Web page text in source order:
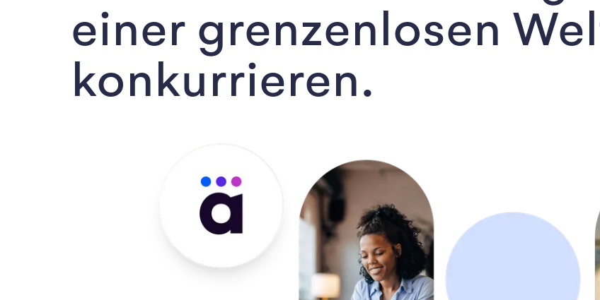
einer grenzenlosen
konkurrieren.